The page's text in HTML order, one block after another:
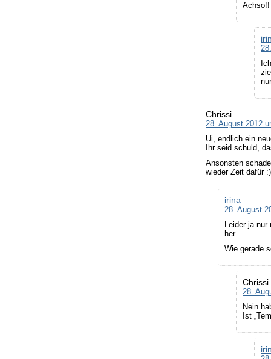
Chrissi
28. August 2012
Ui, endlich ein
Ihr seid schuld,
Ansonsten
wieder Zeit dafür :)
irina
28. August
Leider ja
her …
Wie gerade
Chrissi
28.
Nein
Ist